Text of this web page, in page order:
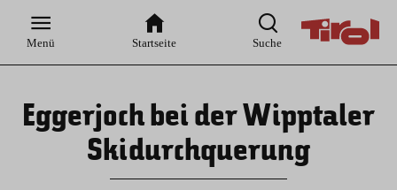
Hauptnavigation
Inhaltsbereich
Menü Startseite Suche
Eggerjoch bei der Wipptaler
Skidurchquerung